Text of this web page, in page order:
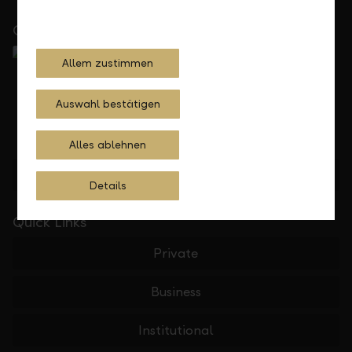
Close to you
Find location
Quick Links
Private
Business
Institutional
Allem zustimmen
Auswahl bestätigen
Alles ablehnen
Details